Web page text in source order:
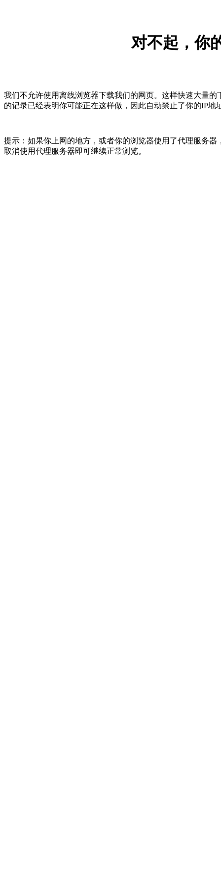
对不起，你
我们不允许使用离线浏览器下载我们的网页。这样快速大量
的记录已经表明你可能正在这样做，因此自动禁止了你的IP
提示：如果你上网的地方，或者你的浏览器使用了代理服务
取消使用代理服务器即可继续正常浏览。